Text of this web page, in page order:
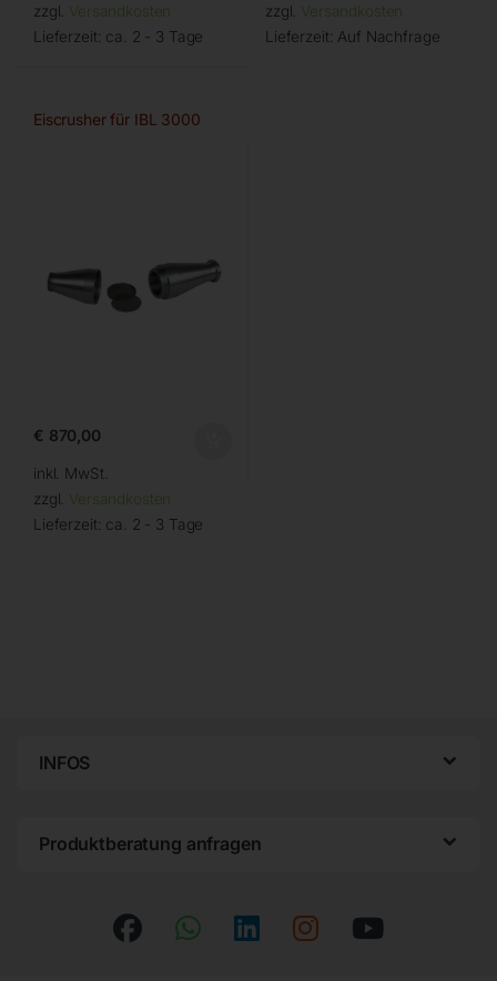
zzgl. Versandkosten
Lieferzeit: ca. 2 - 3 Tage
zzgl. Versandkosten
Lieferzeit: Auf Nachfrage
Eiscrusher für IBL 3000
€ 870,00
inkl. MwSt.
zzgl. Versandkosten
Lieferzeit: ca. 2 - 3 Tage
INFOS
Produktberatung anfragen